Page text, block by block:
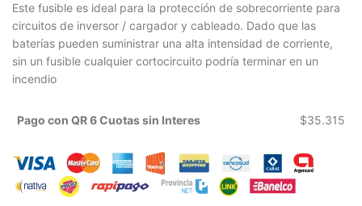
Este fusible es ideal para la protección de sobrecorriente para
circuitos de inversor / cargador y cableado. Dado que las
baterías pueden suministrar una alta intensidad de corriente,
sin un fusible cualquier cortocircuito podría terminar en un
incendio
Pago con QR 6 Cuotas sin Interes $35.315